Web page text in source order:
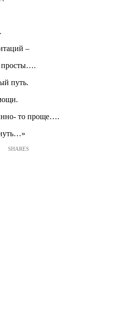
–
просты….
путь.
то проще….